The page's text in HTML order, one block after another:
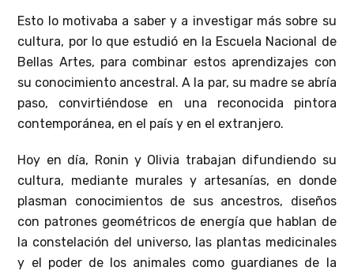
Esto lo motivaba a saber y a investigar más sobre su
cultura, por lo que estudió en la Escuela Nacional de
Bellas Artes, para combinar estos aprendizajes con
su conocimiento ancestral. A la par, su madre se abría
paso, convirtiéndose en una reconocida pintora
contemporánea, en el país y en el extranjero.
Hoy en día, Ronin y Olivia trabajan difundiendo su
cultura, mediante murales y artesanías, en donde
plasman conocimientos de sus ancestros, diseños
con patrones geométricos de energía que hablan de
la constelación del universo, las plantas medicinales
y el poder de los animales como guardianes de la